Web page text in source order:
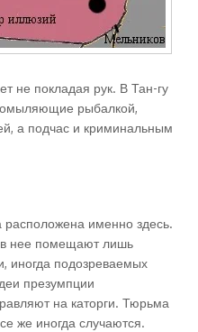
не покладая рук. В Тан-гу
рыбалкой,
а подчас и криминальным
расположена именно здесь.
в нее помещают лишь
иногда подозреваемых
презумпции
на каторги. Тюрьма
же иногда случаются.